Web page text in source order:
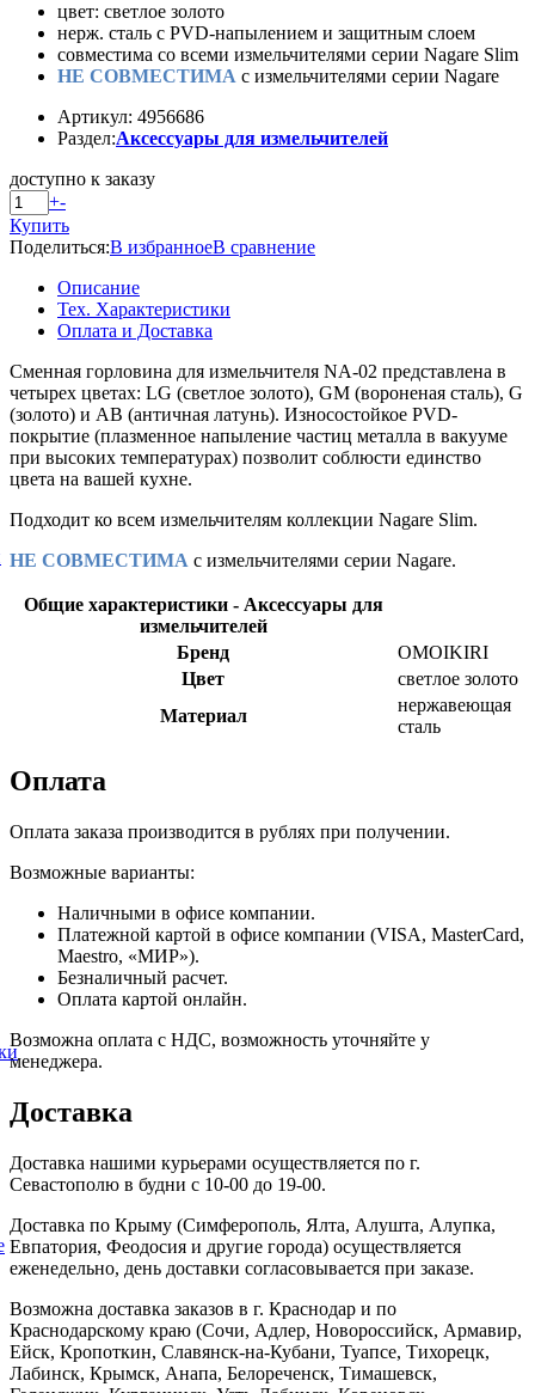
цвет: светлое золото
нерж. сталь с PVD-напылением и защитным слоем
совместима со всеми измельчителями серии Nagare Slim
НЕ СОВМЕСТИМА с измельчителями серии Nagare
Артикул: 4956686
Раздел:Аксессуары для измельчителей
доступно к заказу
+-
Купить
Поделиться:В избранноеВ сравнение
Описание
Тех. Характеристики
Оплата и Доставка
Сменная горловина для измельчителя NA-02 представлена в
четырех цветах: LG (светлое золото), GM (вороненая сталь), G
(золото) и AB (античная латунь). Износостойкое PVD-
покрытие (плазменное напыление частиц металла в вакууме
при высоких температурах) позволит соблюсти единство
цвета на вашей кухне.
Подходит ко всем измельчителям коллекции Nagare Slim.
НЕ СОВМЕСТИМА с измельчителями серии Nagare.
Общие характеристики - Аксессуары для
измельчителей
Бренд
OMOIKIRI
Цвет
светлое золото
Материал
нержавеющая
сталь
Оплата
Оплата заказа производится в рублях при получении.
Возможные варианты:
Наличными в офисе компании.
Платежной картой в офисе компании (VISA, MasterCard,
Maestro, «МИР»).
Безналичный расчет.
Оплата картой онлайн.
Возможна оплата с НДС, возможность уточняйте у
менеджера.
Доставка
Доставка нашими курьерами осуществляется по г.
Севастополю в будни с 10-00 до 19-00.
Доставка по Крыму (Симферополь, Ялта, Алушта, Алупка,
Евпатория, Феодосия и другие города) осуществляется
еженедельно, день доставки согласовывается при заказе.
Возможна доставка заказов в г. Краснодар и по
Краснодарскому краю (Сочи, Адлер, Новороссийск, Армавир,
Ейск, Кропоткин, Славянск-на-Кубани, Туапсе, Тихорецк,
Лабинск, Крымск, Анапа, Белореченск, Тимашевск,